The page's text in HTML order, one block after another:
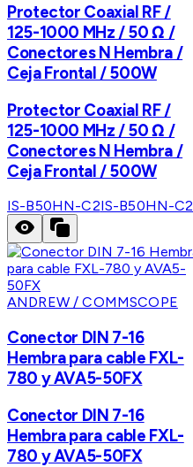
Protector Coaxial RF /
125-1000 MHz / 50 Ω /
Conectores N Hembra /
Ceja Frontal / 500W
Protector Coaxial RF /
125-1000 MHz / 50 Ω /
Conectores N Hembra /
Ceja Frontal / 500W
IS-B50HN-C2IS-B50HN-C2
ANDREW / COMMSCOPE
Conector DIN 7-16
Hembra para cable FXL-
780 y AVA5-50FX
Conector DIN 7-16
Hembra para cable FXL-
780 y AVA5-50FX